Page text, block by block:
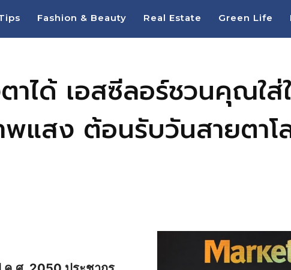
Fashion & Beauty Real Estate Green Life
าได้ เอสซีลอร์ชวนคุณใส่
แสง ต้อนรับวันสายตาโ